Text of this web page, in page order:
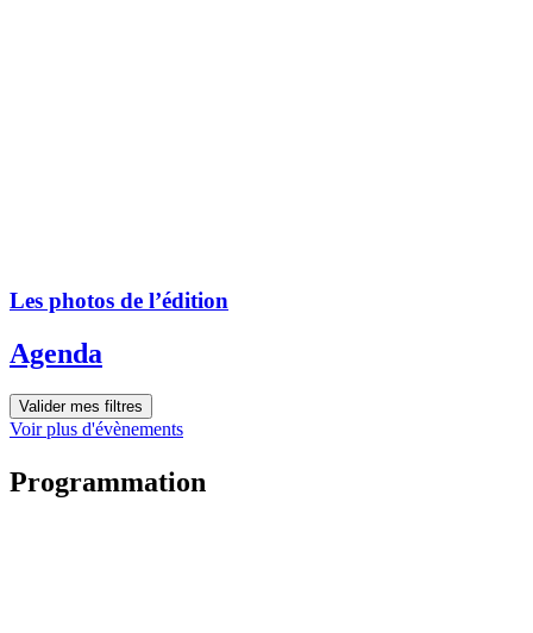
Les photos de l’édition
Agenda
Valider mes filtres
Voir plus d'évènements
Programmation